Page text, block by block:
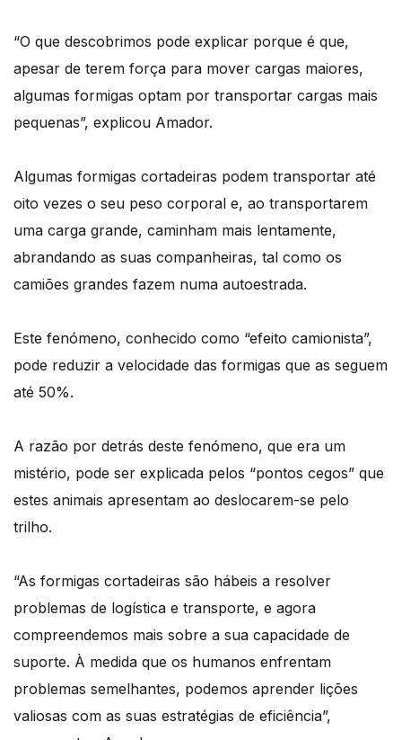
“O que descobrimos pode explicar porque é que,
apesar de terem força para mover cargas maiores,
algumas formigas optam por transportar cargas mais
pequenas”, explicou Amador.
Algumas formigas cortadeiras podem transportar até
oito vezes o seu peso corporal e, ao transportarem
uma carga grande, caminham mais lentamente,
abrandando as suas companheiras, tal como os
camiões grandes fazem numa autoestrada.
Este fenómeno, conhecido como “efeito camionista”,
pode reduzir a velocidade das formigas que as seguem
até 50%.
A razão por detrás deste fenómeno, que era um
mistério, pode ser explicada pelos “pontos cegos” que
estes animais apresentam ao deslocarem-se pelo
trilho.
“As formigas cortadeiras são hábeis a resolver
problemas de logística e transporte, e agora
compreendemos mais sobre a sua capacidade de
suporte. À medida que os humanos enfrentam
problemas semelhantes, podemos aprender lições
valiosas com as suas estratégias de eficiência”,